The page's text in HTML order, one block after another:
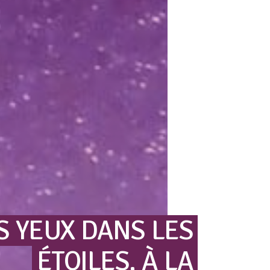
YEUX DANS LES
ÉTOILES, À LA